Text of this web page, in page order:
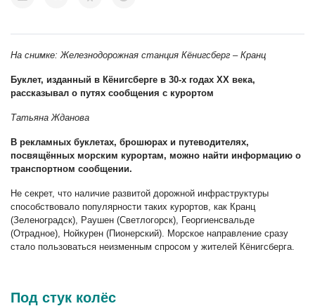
На снимке: Железнодорожная станция Кёнигсберг – Кранц
Буклет, изданный в Кёнигсберге в 30-х годах XX века,
рассказывал о путях сообщения с курортом
Татьяна Жданова
В рекламных буклетах, брошюрах и путеводителях,
посвящённых морским курортам, можно найти информацию о
транспортном сообщении.
Не секрет, что наличие развитой дорожной инфраструктуры
способствовало популярности таких курортов, как Кранц
(Зеленоградск), Раушен (Светлогорск), Георгиенсвальде
(Отрадное), Нойкурен (Пионерский). Морское направление сразу
стало пользоваться неизменным спросом у жителей Кёнигсберга.
Под стук колёс